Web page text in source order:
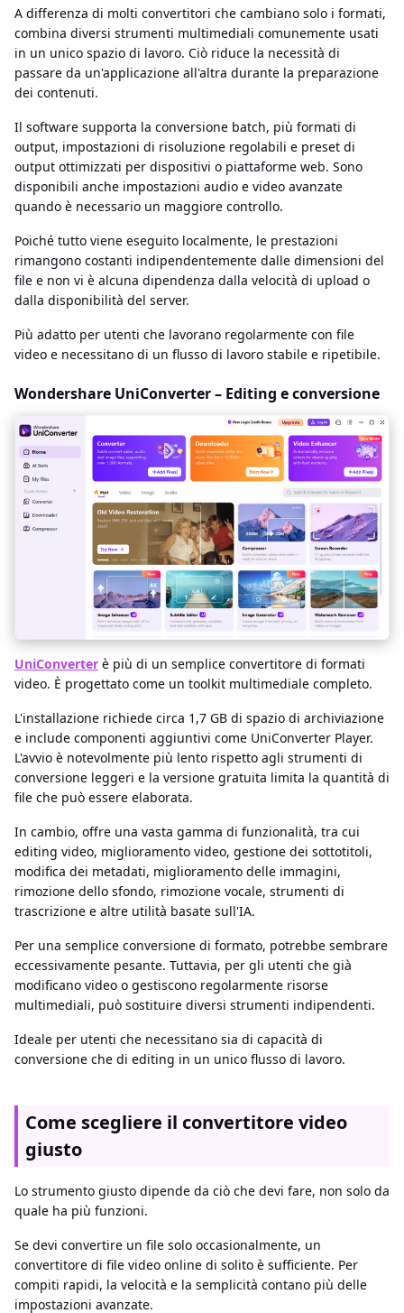
A differenza di molti convertitori che cambiano solo i formati,
combina diversi strumenti multimediali comunemente usati
in un unico spazio di lavoro. Ciò riduce la necessità di
passare da un'applicazione all'altra durante la preparazione
dei contenuti.
Il software supporta la conversione batch, più formati di
output, impostazioni di risoluzione regolabili e preset di
output ottimizzati per dispositivi o piattaforme web. Sono
disponibili anche impostazioni audio e video avanzate
quando è necessario un maggiore controllo.
Poiché tutto viene eseguito localmente, le prestazioni
rimangono costanti indipendentemente dalle dimensioni del
file e non vi è alcuna dipendenza dalla velocità di upload o
dalla disponibilità del server.
Più adatto per utenti che lavorano regolarmente con file
video e necessitano di un flusso di lavoro stabile e ripetibile.
Wondershare UniConverter – Editing e conversione
UniConverter è più di un semplice convertitore di formati
video. È progettato come un toolkit multimediale completo.
L'installazione richiede circa 1,7 GB di spazio di archiviazione
e include componenti aggiuntivi come UniConverter Player.
L'avvio è notevolmente più lento rispetto agli strumenti di
conversione leggeri e la versione gratuita limita la quantità di
file che può essere elaborata.
In cambio, offre una vasta gamma di funzionalità, tra cui
editing video, miglioramento video, gestione dei sottotitoli,
modifica dei metadati, miglioramento delle immagini,
rimozione dello sfondo, rimozione vocale, strumenti di
trascrizione e altre utilità basate sull'IA.
Per una semplice conversione di formato, potrebbe sembrare
eccessivamente pesante. Tuttavia, per gli utenti che già
modificano video o gestiscono regolarmente risorse
multimediali, può sostituire diversi strumenti indipendenti.
Ideale per utenti che necessitano sia di capacità di
conversione che di editing in un unico flusso di lavoro.
Come scegliere il convertitore video
giusto
Lo strumento giusto dipende da ciò che devi fare, non solo da
quale ha più funzioni.
Se devi convertire un file solo occasionalmente, un
convertitore di file video online di solito è sufficiente. Per
compiti rapidi, la velocità e la semplicità contano più delle
impostazioni avanzate.